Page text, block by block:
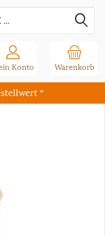
*
Warenkorb
Konto